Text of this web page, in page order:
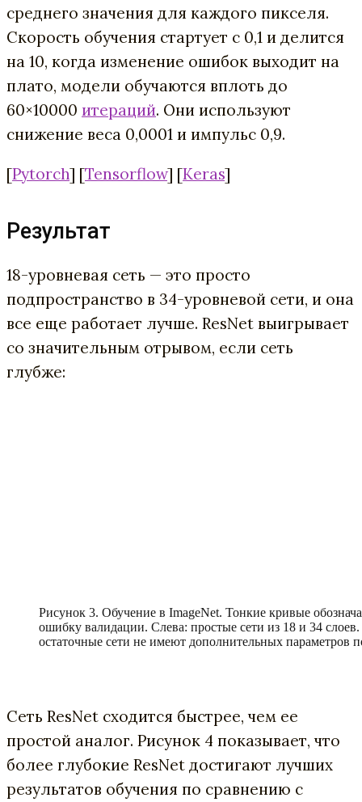
среднего значения для каждого пикселя.
Скорость обучения стартует с 0,1 и делится
на 10, когда изменение ошибок выходит на
плато, модели обучаются вплоть до
60×10000 итераций. Они используют
снижение веса 0,0001 и импульс 0,9.
[Pytorch] [Tensorflow] [Keras]
Результат
18-уровневая сеть — это просто
подпространство в 34-уровневой сети, и она
все еще работает лучше. ResNet выигрывает
со значительным отрывом, если сеть
глубже:
Рисунок 3. Обучение в ImageNet. Тонкие кривые
ошибку валидации. Слева: простые сети из 18 и 34
остаточные сети не имеют дополнительных
Сеть ResNet сходится быстрее, чем ее
простой аналог. Рисунок 4 показывает, что
более глубокие ResNet достигают лучших
результатов обучения по сравнению с